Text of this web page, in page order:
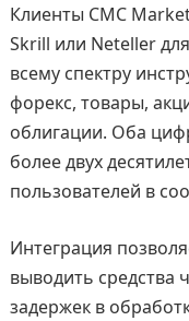
Клиенты CMC
Skrill или Neteller
всему спектру
форекс, товары,
облигации. Оба
более двух
пользователей в
Интеграция
выводить средства
задержек в